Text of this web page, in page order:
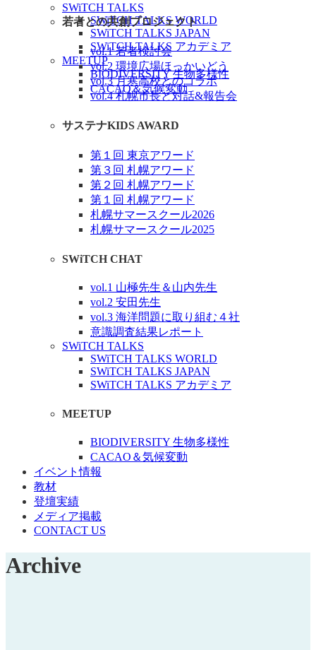
SWiTCH TALKS
SWiTCH TALKS WORLD
SWiTCH TALKS JAPAN
SWiTCH TALKS アカデミア
MEETUP
BIODIVERSITY 生物多様性
CACAO＆気候変動
若者との共創プロジェクト
vol.1 若者検討会
vol.2 環境広場ほっかいどう
vol.3 月寒高校とのコラボ
vol.4 札幌市長と対話&報告会
サステナKIDS AWARD
第１回 東京アワード
第３回 札幌アワード
第２回 札幌アワード
第１回 札幌アワード
札幌サマースクール2026
札幌サマースクール2025
SWiTCH CHAT
vol.1 山極先生＆山内先生
vol.2 安田先生
vol.3 海洋問題に取り組む４社
意識調査結果レポート
SWiTCH TALKS
SWiTCH TALKS WORLD
SWiTCH TALKS JAPAN
SWiTCH TALKS アカデミア
MEETUP
BIODIVERSITY 生物多様性
CACAO＆気候変動
イベント情報
教材
登壇実績
メディア掲載
CONTACT US
Archive